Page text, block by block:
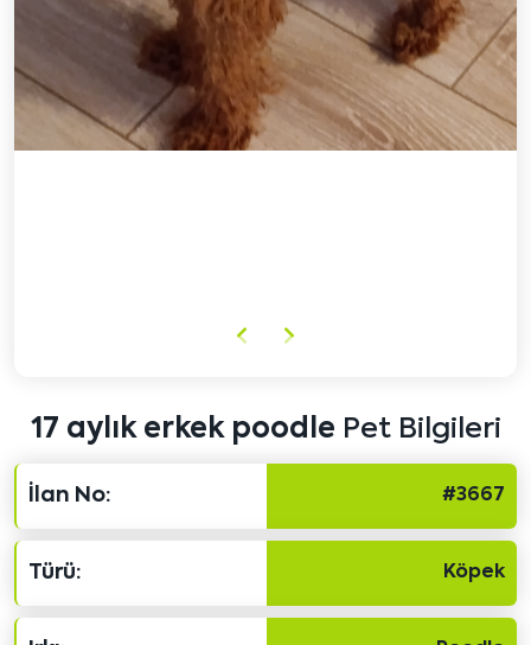
ÖncekiSonraki
17 aylık erkek poodle Pet Bilgileri
İlan No: #3667
Türü: Köpek